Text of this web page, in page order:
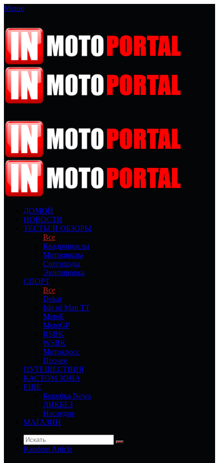
Меню
ДОМОЙ
НОВОСТИ
ТЕСТЫ И ОБЗОРЫ
Все
Квадроциклы
Мотоциклы
Снегоходы
Экипировка
СПОРТ
Все
Dakar
Isle of Man TT
MotoE
MotoGP
RSBK
WSBK
Мотокросс
Прочее
ПУТЕШЕСТВИЯ
КАСТОМ ЗОНА
ЕЩЕ
Коробка News
ЛИКБЕЗ
Наследие
МАГАЗИН
Random Article